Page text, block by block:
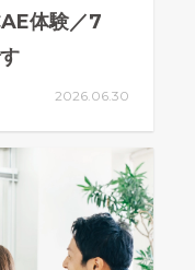
体験／7
2026.06.30